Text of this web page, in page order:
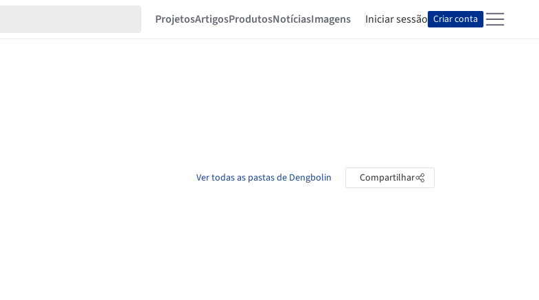
ProjetosArtigosProdutosNotíciasImagens Iniciar sessão Criar conta
Ver todas as pastas de Dengbolin Compartilhar